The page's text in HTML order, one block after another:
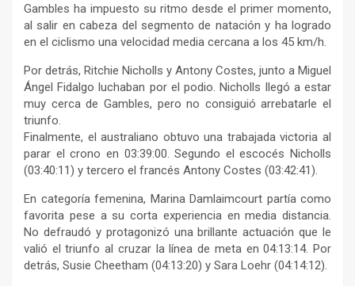
Gambles ha impuesto su ritmo desde el primer momento,
al salir en cabeza del segmento de natación y ha logrado
en el ciclismo una velocidad media cercana a los 45 km/h.
Por detrás, Ritchie Nicholls y Antony Costes, junto a Miguel
Ángel Fidalgo luchaban por el podio. Nicholls llegó a estar
muy cerca de Gambles, pero no consiguió arrebatarle el
triunfo.
Finalmente, el australiano obtuvo una trabajada victoria al
parar el crono en 03:39:00. Segundo el escocés Nicholls
(03:40:11) y tercero el francés Antony Costes (03:42:41).
En categoría femenina, Marina Damlaimcourt partía como
favorita pese a su corta experiencia en media distancia.
No defraudó y protagonizó una brillante actuación que le
valió el triunfo al cruzar la línea de meta en 04:13:14. Por
detrás, Susie Cheetham (04:13:20) y Sara Loehr (04:14:12).